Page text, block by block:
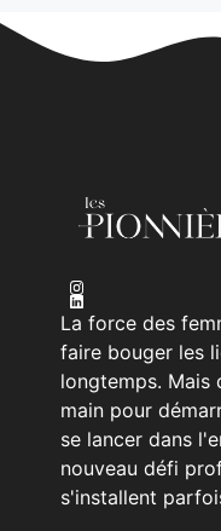
La force des
faire bouger les
longtemps. Mais
main pour
se lancer dans
nouveau défi
s'installent